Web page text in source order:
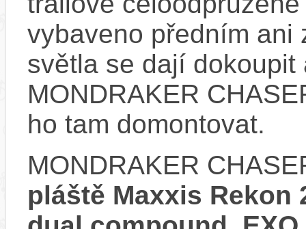
vybaveno předním ani
světla se dají dokoupit
MONDRAKER
ho tam domontovat.
MONDRAKER
pláště Maxxis Rekon